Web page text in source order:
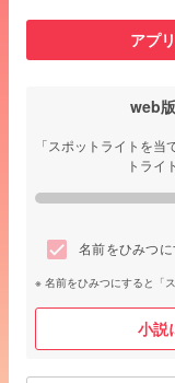
アプ
web
「スポットライトを
トライ
名前をひみつに
名前をひみつにすると「
小説